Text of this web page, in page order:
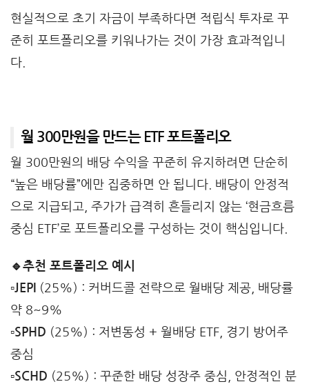
현실적으로 초기 자금이 부족하다면 적립식 투자로 꾸
준히 포트폴리오를 키워나가는 것이 가장 효과적입니
다.
월 300만원을 만드는 ETF 포트폴리오
월 300만원의 배당 수익을 꾸준히 유지하려면 단순히
“높은 배당률”에만 집중하면 안 됩니다. 배당이 안정적
으로 지급되고, 주가가 급격히 흔들리지 않는 ‘현금흐름
중심 ETF’로 포트폴리오를 구성하는 것이 핵심입니다.
🔹추천 포트폴리오 예시
▫️JEPI
(25%) : 커버드콜 전략으로 월배당 제공, 배당률
약 8~9%
▫️SPHD (25%) : 저변동성 + 월배당 ETF, 경기 방어주
중심
▫️SCHD (25%) : 꾸준한 배당 성장주 중심, 안정적인 분